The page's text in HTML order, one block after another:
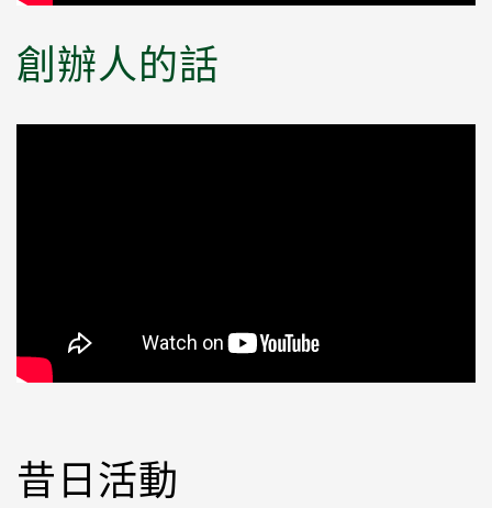
創辦人的話
昔日活動